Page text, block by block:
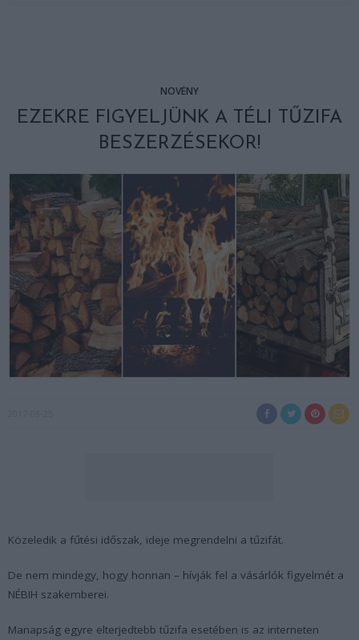
NÖVÉNY
EZEKRE FIGYELJÜNK A TÉLI TŰZIFA
BESZERZÉSEKOR!
Közeledik a fűtési időszak, ideje megrendelni a tűzifát.
De nem mindegy, hogy honnan – hívják fel a vásárlók figyelmét a
NÉBIH szakemberei.
Manapság egyre elterjedtebb tűzifa esetében is az interneten